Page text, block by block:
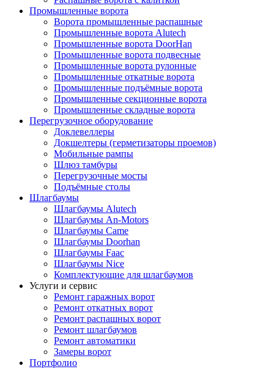
Промышленные ворота
Ворота промышленные распашные
Промышленные ворота Alutech
Промышленные ворота DoorHan
Промышленные ворота подвесные
Промышленные ворота рулонные
Промышленные откатные ворота
Промышленные подъёмные ворота
Промышленные секционные ворота
Промышленные складные ворота
Перегрузочное оборудование
Доклевеллеры
Докшелтеры (герметизаторы проемов)
Мобильные рампы
Шлюз тамбуры
Перегрузочные мосты
Подъёмные столы
Шлагбаумы
Шлагбаумы Alutech
Шлагбаумы An-Motors
Шлагбаумы Came
Шлагбаумы Doorhan
Шлагбаумы Faac
Шлагбаумы Nice
Комплектующие для шлагбаумов
Услуги и сервис
Ремонт гаражных ворот
Ремонт откатных ворот
Ремонт распашных ворот
Ремонт шлагбаумов
Ремонт автоматики
Замеры ворот
Портфолио